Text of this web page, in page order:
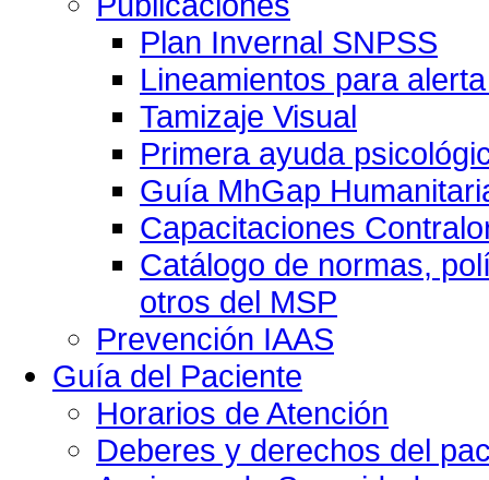
Plan Invernal SNPSS
Lineamientos para
Tamizaje Visual
Primera ayuda
Guía MhGap
Capacitaciones
Catálogo de normas,
otros del MSP
Prevención IAAS
Guía del Paciente
Horarios de Atención
Deberes y derechos del